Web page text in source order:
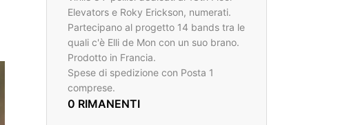
Elevators e Roky Erickson, numerati.
Partecipano al progetto 14 bands tra le
quali c'è Elli de Mon con un suo brano.
Prodotto in Francia.
Spese di spedizione con Posta 1
comprese.
0 RIMANENTI